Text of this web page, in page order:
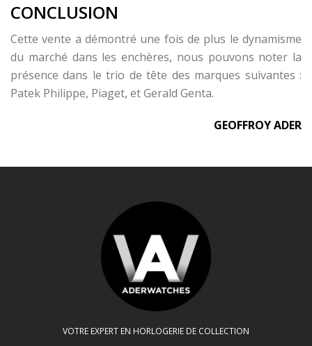
CONCLUSION
Cette vente a démontré une fois de plus le dynamisme
du marché dans les enchères, nous pouvons noter la
présence dans le trio de tête des marques suivantes :
Patek Philippe, Piaget, et Gerald Genta.
GEOFFROY ADER
VOTRE EXPERT EN HORLOGERIE DE COLLECTION